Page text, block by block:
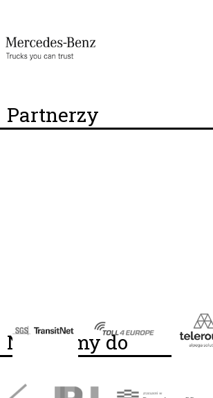
Partnerzy
Należymy do